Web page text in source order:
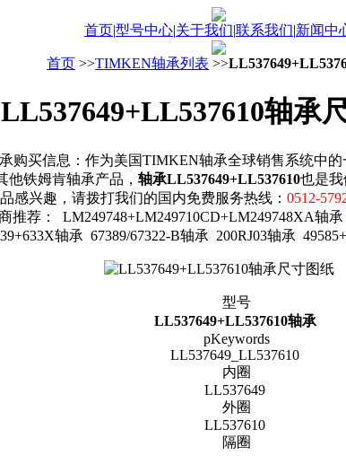
首页|型号中心|关于我们|联系我们|新闻中
首页 >>TIMKEN轴承列表 >>
LL537649+LL537610轴承
购买信息：作为美国TIMKEN轴承全球销售系统中
他铁姆肯轴承产品， 轴承LL537649+LL537610也是
品感兴趣，请拨打我们的国内免费服务热线： 0512-
推荐： LM249748+LM249710CD+LM249748XA轴
轴承 67389/67322-B轴承 200RJ03轴承
LL537649+LL537610轴承
pKeywords
LL537649_LL537610
内圈
LL537649
外圈
LL537610
隔圈